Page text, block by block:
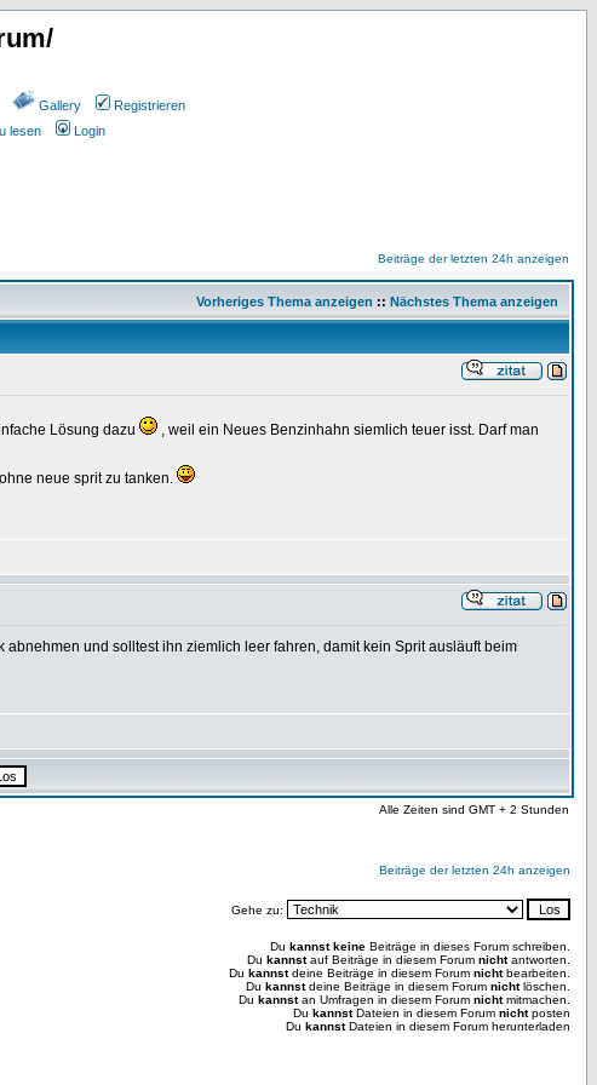
Gallery
Registrieren
lesen Login
Beiträge der letzten 24h anzeigen
Vorheriges Thema anzeigen :: Nächstes Thema anzeigen
Lösung dazu
, weil ein Neues Benzinhahn siemlich teuer isst. Darf man
neue sprit zu tanken.
und solltest ihn ziemlich leer fahren, damit kein Sprit ausläuft beim
Alle Zeiten sind GMT + 2 Stunden
Beiträge der letzten 24h anzeigen
Gehe zu:
Du kannst keine Beiträge in dieses Forum schreiben.
Du kannstauf Beiträge in diesem Forum nichtantworten.
Du kannstdeine Beiträge in diesem Forum nichtbearbeiten.
Du kannstdeine Beiträge in diesem Forum nichtlöschen.
Du kannstan Umfragen in diesem Forum nichtmitmachen.
Du kannstDateien in diesem Forum nichtposten
Du kannstDateien in diesem Forum herunterladen